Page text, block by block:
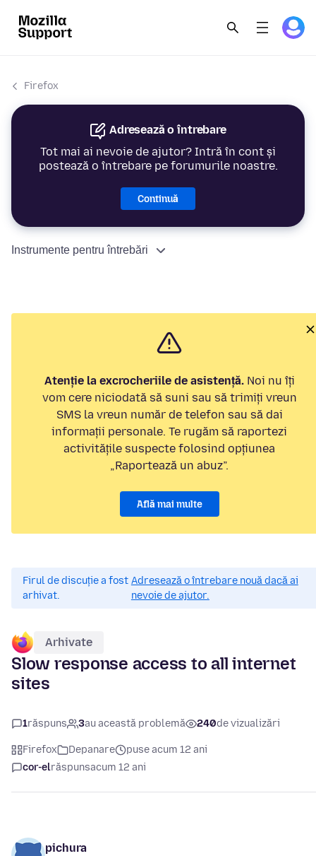
Firefox
Adresează o întrebare
Tot mai ai nevoie de ajutor? Intră în cont și
postează o întrebare pe forumurile noastre.
Continuă
Instrumente pentru întrebări
Atenție la excrocheriile de asistență.Noi nu îți
vom cere niciodată să suni sau să trimiți vreun
SMS la vreun număr de telefon sau să dai
informații personale. Te rugăm să raportezi
activitățile suspecte folosind opțiunea
„Raportează un abuz”.
Află mai multe
Firul de discuție a fost
arhivat.
Adresează o întrebare nouă dacă ai
nevoie de ajutor.
Arhivate
Slow response access to all internet
sites
1răspuns 3au această problemă 240de vizualizări
Firefox Depanare
puse acum 12 ani
cor-elrăspunsacum 12 ani
pichura